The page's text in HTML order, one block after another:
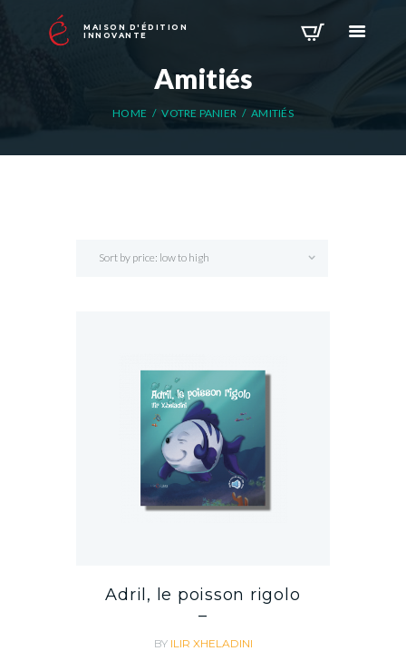
MAISON D'ÉDITION
INNOVANTE
Amitiés
HOME VOTRE PANIER AMITIÉS
Adril, le poisson rigolo
–
BY ILIR XHELADINI